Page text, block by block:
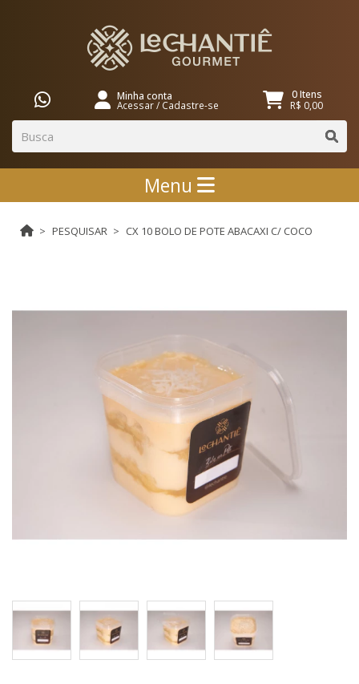
Minha conta
Acessar/ Cadastre-se
0 Itens
R$ 0,00
Menu
PESQUISAR CX 10 BOLO DE POTE ABACAXI C/ COCO